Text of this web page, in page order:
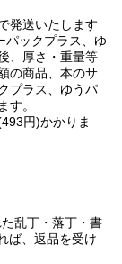
発送いたします
パックプラス、ゆ
、厚さ・重量等
の商品、本のサ
プラス、ゆうパ
す。
円)かかりま
乱丁・落丁・書
ば、返品を受け